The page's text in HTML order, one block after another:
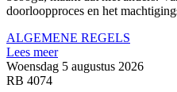
doorloopproces en het
ALGEMENE REGELS
Lees meer
Woensdag 5 augustus 2026
RB 4074